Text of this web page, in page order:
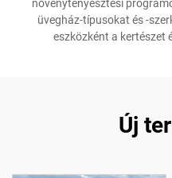
növénytenyésztési
üvegház-típusokat és -
eszközként a kertészet
Új